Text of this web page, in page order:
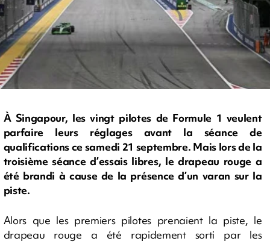
À Singapour, les vingt pilotes de Formule 1 veulent
parfaire leurs réglages avant la séance de
qualifications ce samedi 21 septembre. Mais lors de la
troisième séance d’essais libres, le drapeau rouge a
été brandi à cause de la présence d’un varan sur la
piste.
Alors que les premiers pilotes prenaient la piste, le
drapeau rouge a été rapidement sorti par les